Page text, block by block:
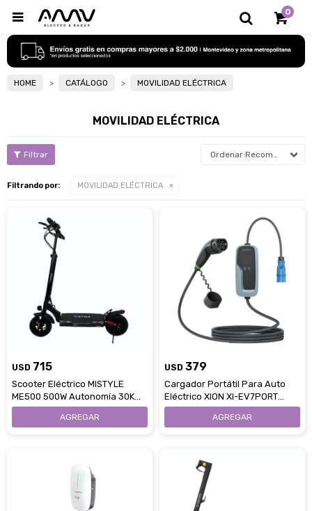
0

HOME CATÁLOGO MOVILIDAD ELÉCTRICA
MOVILIDAD ELÉCTRICA
Recomendados
Filtrando por: MOVILIDAD ELÉCTRICA
USD 715
Scooter Eléctrico MISTYLE
ME500 500W Autonomía 30Km
Control Por App
USD 379
Cargador Portátil Para Auto
Eléctrico XION XI-EV7PORT
Pantalla LCD